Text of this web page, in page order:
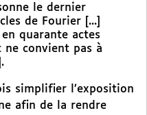
le dernier
de Fourier [...]
quarante actes
convient pas à
.
simplifier l’exposition
afin de la rendre